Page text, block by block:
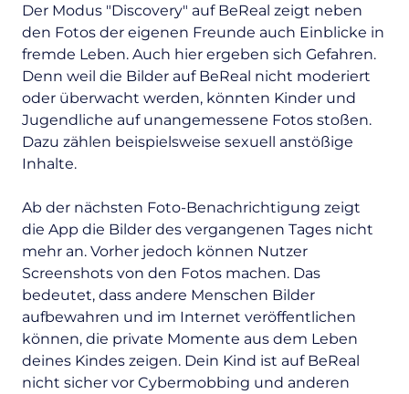
Der Modus "Discovery" auf BeReal zeigt neben
den Fotos der eigenen Freunde auch Einblicke in
fremde Leben. Auch hier ergeben sich Gefahren.
Denn weil die Bilder auf BeReal nicht moderiert
oder überwacht werden, könnten Kinder und
Jugendliche auf unangemessene Fotos stoßen.
Dazu zählen beispielsweise sexuell anstößige
Inhalte.
Ab der nächsten Foto-Benachrichtigung zeigt
die App die Bilder des vergangenen Tages nicht
mehr an. Vorher jedoch können Nutzer
Screenshots von den Fotos machen. Das
bedeutet, dass andere Menschen Bilder
aufbewahren und im Internet veröffentlichen
können, die private Momente aus dem Leben
deines Kindes zeigen. Dein Kind ist auf BeReal
nicht sicher vor Cybermobbing und anderen